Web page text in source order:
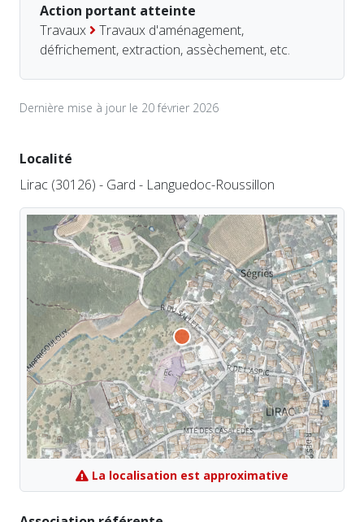
Action portant atteinte
Travaux
Travaux d'aménagement,
défrichement, extraction, assèchement, etc.
Dernière mise à jour le 20 février 2026
Localité
Lirac (30126) - Gard - Languedoc-Roussillon
La localisation est approximative